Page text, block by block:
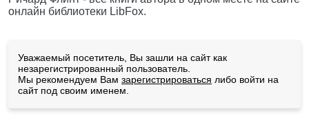
онлайн библиотеки LibFox.
Уважаемый посетитель, Вы зашли на сайт как
незарегистрированный пользователь.
Мы рекомендуем Вам зарегистрироваться либо войти на
сайт под своим именем.